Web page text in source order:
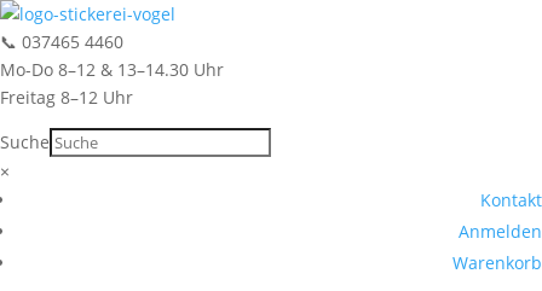
📞 037465 4460
Mo-Do 8–12 & 13–14.30 Uhr
Freitag 8–12 Uhr
Suche
×
Kontakt
Anmelden
Warenkorb